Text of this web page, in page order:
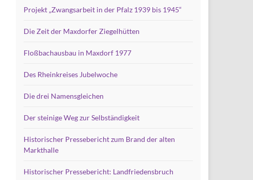
Projekt „Zwangsarbeit in der Pfalz 1939 bis 1945“
Die Zeit der Maxdorfer Ziegelhütten
Floßbachausbau in Maxdorf 1977
Des Rheinkreises Jubelwoche
Die drei Namensgleichen
Der steinige Weg zur Selbständigkeit
Historischer Pressebericht zum Brand der alten
Markthalle
Historischer Pressebericht: Landfriedensbruch